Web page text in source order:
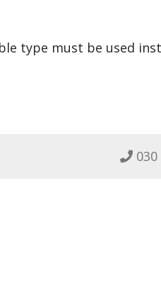
type must be used
030